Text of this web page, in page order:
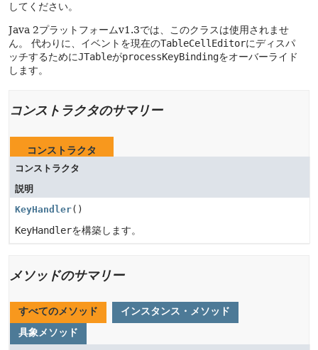
してください。
Java 2プラットフォームv1.3では、このクラスは使用されませ
ん。
代わりに、イベントを現在のTableCellEditorにディスパ
ッチするためにJTableがprocessKeyBindingをオーバーライド
します。
コンストラクタのサマリー
コンストラクタ
コンストラクタ
説明
KeyHandler()
KeyHandlerを構築します。
メソッドのサマリー
すべてのメソッド
インスタンス・メソッド
具象メソッド